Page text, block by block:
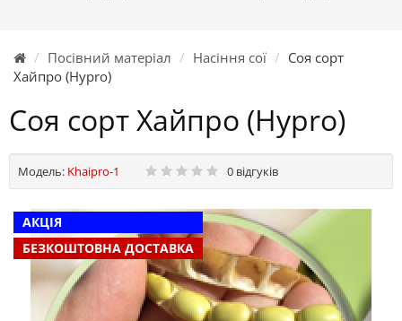
Посівний матеріал Насіння сої
Соя сорт
Хайпро (Hypro)
Соя сорт Хайпро (Hypro)
Модель: Khaipro-1 0 відгуків
АКЦІЯ
БЕЗКОШТОВНА ДОСТАВКА